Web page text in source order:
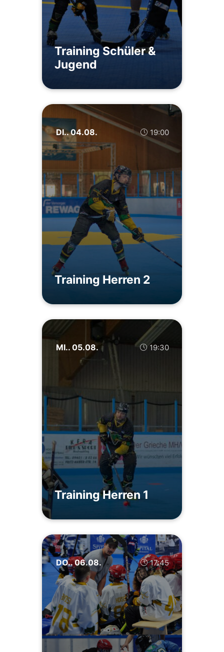
Training Schüler &
Jugend
DI.. 04.08. 19:00
Training Herren 2
MI.. 05.08. 19:30
Training Herren 1
DO.. 06.08. 17:45